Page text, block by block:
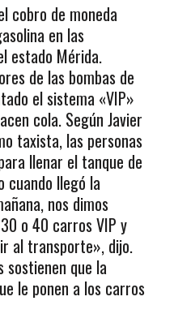
cobro de moneda
en las
estado Mérida.
de las bombas de
el sistema «VIP»
cola. Según Javier
taxista, las personas
llenar el tanque de
cuando llegó la
nos dimos
o 40 carros VIP y
al transporte», dijo.
que la
le ponen a los carros